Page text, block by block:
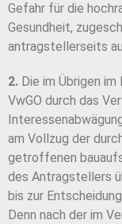
Gefahr für die
Gesundheit,
antragstellerseits
2. Die im Übrigen
VwGO durch das
am Vollzug der
getroffenen
des Antragstellers
bis zur
Denn nach der im